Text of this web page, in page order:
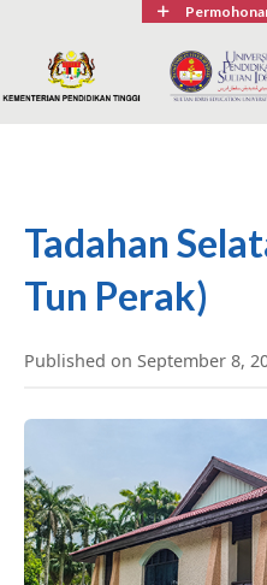
Tadahan
Tun Perak)
Published on September 8,